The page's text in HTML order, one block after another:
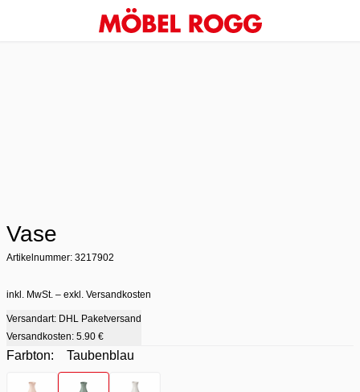
Vase
Artikelnummer: 3217902
inkl. MwSt. – exkl. Versandkosten
Versandart: DHL Paketversand
Versandkosten: 5.90 €
Farbton:
Taubenblau
Farbton
- Apricot
Farbton - Taubenblau
Farbton